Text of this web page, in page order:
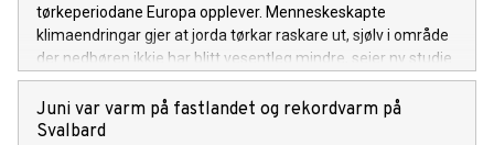
tørkeperiodane Europa opplever. Menneskeskapte
klimaendringar gjer at jorda tørkar raskare ut, sjølv i område
der nedbøren ikkje har blitt vesentleg mindre, seier ny studie.
Juni var varm på fastlandet og rekordvarm på
Svalbard